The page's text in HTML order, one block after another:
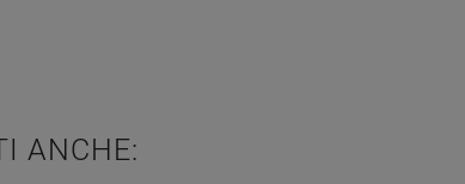
ANCHE: